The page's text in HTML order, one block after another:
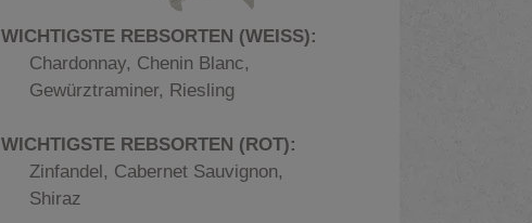
WICHTIGSTE REBSORTEN (WEISS):
Chardonnay, Chenin Blanc,
Gewürztraminer, Riesling
WICHTIGSTE REBSORTEN (ROT):
Zinfandel, Cabernet Sauvignon,
Shiraz